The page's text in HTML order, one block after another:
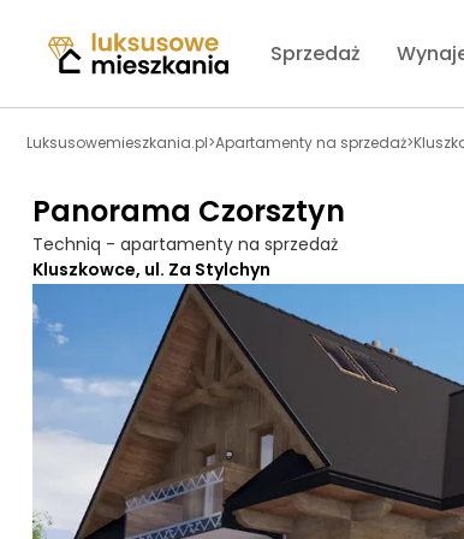
Sprzedaż
Luksusowemieszkania.pl>Apartamenty na sprzedaż>
Panorama Czorsztyn
Techniq - apartamenty na sprzedaż
Kluszkowce, ul. Za Stylchyn